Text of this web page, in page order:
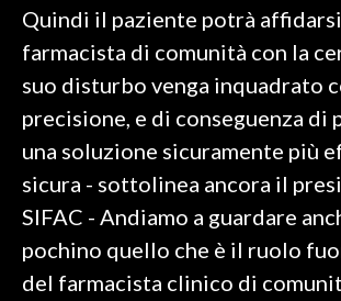
Quindi il paziente potrà
farmacista di comunità con la
suo disturbo venga inquadrato
precisione, e di conseguenza di
una soluzione sicuramente più
sicura - sottolinea ancora il
SIFAC - Andiamo a guardare
pochino quello che è il ruolo
del farmacista clinico di